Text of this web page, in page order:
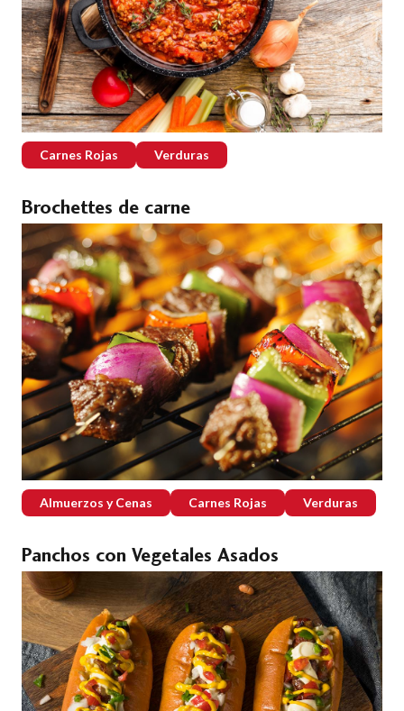
Carnes Rojas Verduras
Brochettes de carne
Almuerzos y Cenas Carnes Rojas Verduras
Panchos con Vegetales Asados